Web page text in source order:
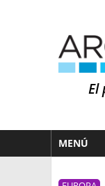
El
MENÚ